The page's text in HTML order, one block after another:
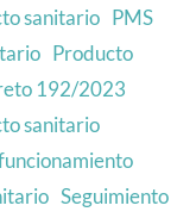
sanitario PMS
Producto
192/2023
sanitario
Seguimiento